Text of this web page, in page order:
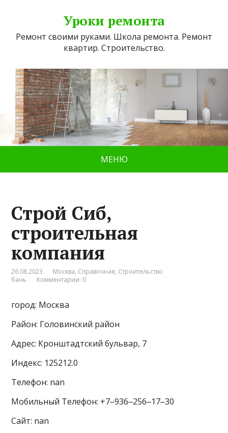
Уроки ремонта
Ремонт своими руками. Школа ремонта. Ремонт
квартир. Строительство.
МЕНЮ
Строй Сиб,
строительная
компания
26.08.2023 Москва, Справочная, Строительство
бань
Комментарии: 0
город: Москва
Район: Головинский район
Адрес: Кронштадтский бульвар, 7
Индекс: 125212.0
Телефон: nan
Мобильный Телефон: +7‒936‒256‒17‒30
Сайт: nan